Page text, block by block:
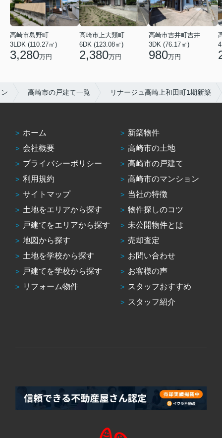
高崎市島野町
3LDK (110.27㎡)
3,280万円
高崎市上大類町
6DK (123.08㎡)
2,380万円
高崎市吉井町吉井
3DK (76.17㎡)
980万円
高崎市の戸建て一覧 リナージュ高崎上和田町1期新築
ホーム
会社概要
プライバシーポリシー
利用規約
サイトマップ
土地をエリアから探す
戸建てをエリアから探す
地図から探す
土地を学校から探す
戸建てを学校から探す
リフォーム物件
新築物件
高崎市の土地
高崎市の戸建て
高崎市のマンション
当社の特徴
物件探しのコツ
未公開物件とは
売却査定
お問い合わせ
お客様の声
スタッフおすすめ
スタッフ紹介